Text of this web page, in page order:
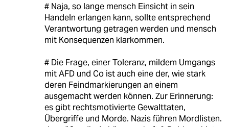
# Naja, so lange mensch Einsicht in sein
Handeln erlangen kann, sollte entsprechend
Verantwortung getragen werden und mensch
mit Konsequenzen klarkommen.
# Die Frage, einer Toleranz, mildem Umgangs
mit AFD und Co ist auch eine der, wie stark
deren Feindmarkierungen an einem
ausgemacht werden können. Zur Erinnerung:
es gibt rechtsmotivierte Gewalttaten,
Übergriffe und Morde. Nazis führen Mordlisten.